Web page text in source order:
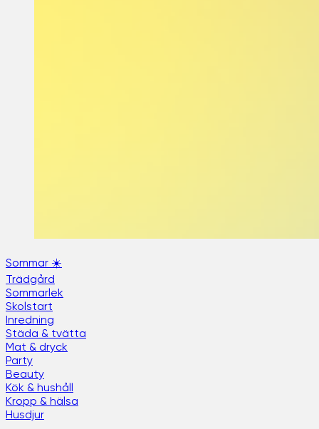
Sommar ☀️
Trädgård
Sommarlek
Skolstart
Inredning
Städa & tvätta
Mat & dryck
Party
Beauty
Kök & hushåll
Kropp & hälsa
Husdjur